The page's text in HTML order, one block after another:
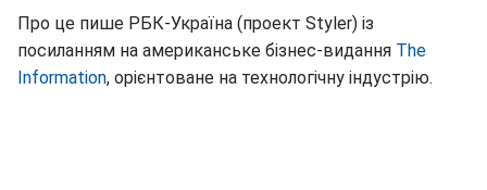
Про це пише РБК-Україна (проект Styler) із
посиланням на американське бізнес-видання The
Information, орієнтоване на технологічну індустрію.